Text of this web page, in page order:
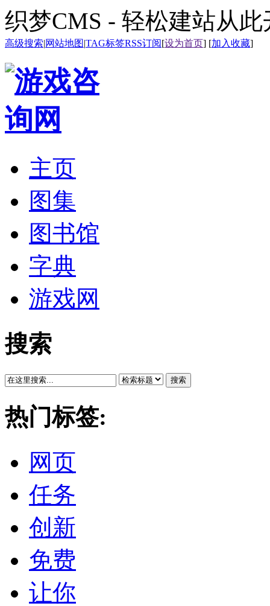
织梦CMS - 轻松建站从此
高级搜索|网站地图|TAG标签RSS订阅[设为首页] [加入收藏]
主页
图集
图书馆
字典
游戏网
搜索
搜索
热门标签:
网页
任务
创新
免费
让你